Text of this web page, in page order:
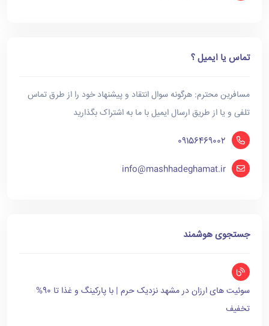
تماس یا ایمیل ؟
مسافرین محترم: هرگونه سوال انتقاد و پیشنهاد خود را از طرق تماس
تلفی و یا از طریق ارسال ایمیل با ما به اشتراک بگذارید
09156469002
info@mashhadeghamat.ir
جستجوی هوشمند
سوئیت های ارزان در مشهد نزدیک حرم | با پارکینگ و غذا تا 90%
تخفیف